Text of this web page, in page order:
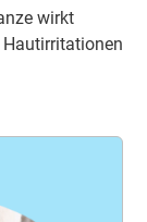
wirkt